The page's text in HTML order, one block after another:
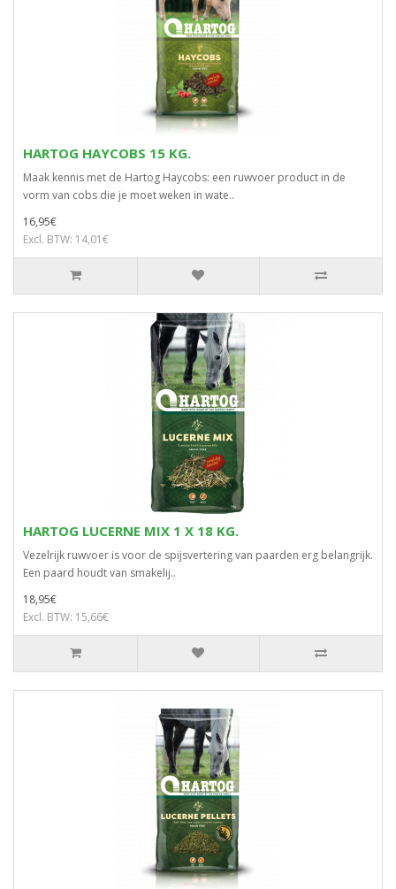
HARTOG HAYCOBS 15 KG.
Maak kennis met de Hartog Haycobs: een ruwvoer product in de
vorm van cobs die je moet weken in wate..
16,95€
Excl. BTW: 14,01€
HARTOG LUCERNE MIX 1 X 18 KG.
Vezelrijk ruwvoer is voor de spijsvertering van paarden erg belangrijk.
Een paard houdt van smakelij..
18,95€
Excl. BTW: 15,66€